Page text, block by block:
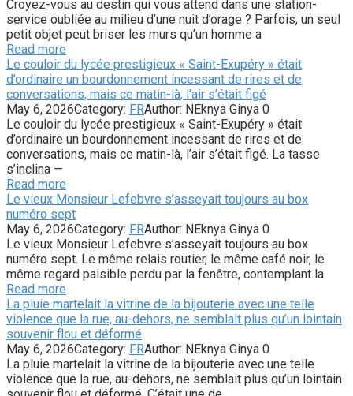
Croyez-vous au destin qui vous attend dans une station-
service oubliée au milieu d’une nuit d’orage ? Parfois, un seul
petit objet peut briser les murs qu’un homme a
Read more
Le couloir du lycée prestigieux « Saint-Exupéry » était
d’ordinaire un bourdonnement incessant de rires et de
conversations, mais ce matin-là, l’air s’était figé
May 6, 2026Category: FRAuthor: NEknya Ginya 0
Le couloir du lycée prestigieux « Saint-Exupéry » était
d’ordinaire un bourdonnement incessant de rires et de
conversations, mais ce matin-là, l’air s’était figé. La tasse
s’inclina —
Read more
Le vieux Monsieur Lefebvre s’asseyait toujours au box
numéro sept
May 6, 2026Category: FRAuthor: NEknya Ginya 0
Le vieux Monsieur Lefebvre s’asseyait toujours au box
numéro sept. Le même relais routier, le même café noir, le
même regard paisible perdu par la fenêtre, contemplant la
Read more
La pluie martelait la vitrine de la bijouterie avec une telle
violence que la rue, au-dehors, ne semblait plus qu’un lointain
souvenir flou et déformé
May 6, 2026Category: FRAuthor: NEknya Ginya 0
La pluie martelait la vitrine de la bijouterie avec une telle
violence que la rue, au-dehors, ne semblait plus qu’un lointain